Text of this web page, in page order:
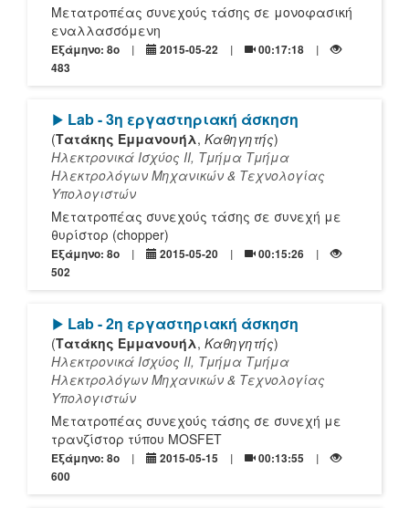
Μετατροπέας συνεχούς τάσης σε μονοφασική
εναλλασσόμενη
Εξάμηνο: 8o 2015-05-22
00:17:18
483
[Play]
Lab - 3η εργαστηριακή άσκηση
(Τατάκης Εμμανουήλ, Καθηγητής)
Ηλεκτρονικά Ισχύος ΙΙ, Τμήμα Τμήμα
Ηλεκτρολόγων Μηχανικών & Τεχνολογίας
Υπολογιστών
Μετατροπέας συνεχούς τάσης σε συνεχή με
θυρίστορ (chopper)
Εξάμηνο: 8o 2015-05-20
00:15:26
502
[Play]
Lab - 2η εργαστηριακή άσκηση
(Τατάκης Εμμανουήλ, Καθηγητής)
Ηλεκτρονικά Ισχύος ΙΙ, Τμήμα Τμήμα
Ηλεκτρολόγων Μηχανικών & Τεχνολογίας
Υπολογιστών
Μετατροπέας συνεχούς τάσης σε συνεχή με
τρανζίστορ τύπου MOSFET
Εξάμηνο: 8o 2015-05-15
00:13:55
600